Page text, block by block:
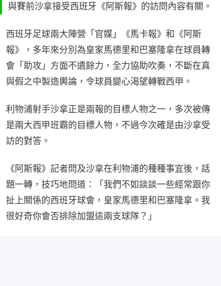
與賽前沙拿接受西班牙《阿斯報》的訪問內容有關。
西班牙足球兩大陣營「官媒」《馬卡報》和《阿斯
報》，多年來分別為皇家馬德里和巴塞隆拿在球員轉
會「助攻」方面不遺餘力，全力協助吹奏，不斷在真
與假之中製造輿論，令球員變心渴望轉戰西甲。
利物浦射手沙拿正是兩報的目標人物之一，多次被傳
是兩大西甲班霸的目標人物，不過今次確是由沙拿受
訪的對答。
《阿斯報》記者問及沙拿在利物浦的種種事宜後，話
題一轉，技巧地問道：「我們不如談談一些經常跟你
扯上關係的西班牙球會，皇家馬德里和巴塞隆拿。我
很好奇你會否排除加盟這兩支球隊？」